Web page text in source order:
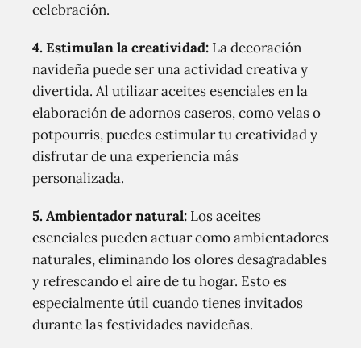
celebración.
4. Estimulan la creatividad: La decoración
navideña puede ser una actividad creativa y
divertida. Al utilizar aceites esenciales en la
elaboración de adornos caseros, como velas o
potpourris, puedes estimular tu creatividad y
disfrutar de una experiencia más
personalizada.
5. Ambientador natural: Los aceites
esenciales pueden actuar como ambientadores
naturales, eliminando los olores desagradables
y refrescando el aire de tu hogar. Esto es
especialmente útil cuando tienes invitados
durante las festividades navideñas.